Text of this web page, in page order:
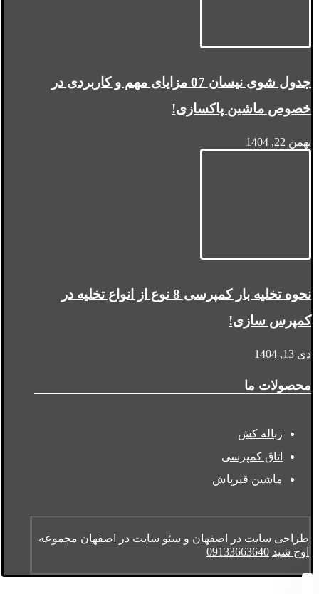
جدول شوی نیسان 07 مزایای مهم و کاربردی در
خصوص ماشین پاکسازی!
بهمن 22, 1404
نحوه تخلیه بار کمپرسی 8 نوع از انواع تخلیه در
کمپرس سازی!
دی 13, 1404
محصولات ما
زباله کش
اتاق کمپرسی
ماشین قیرپاش
طراحی سایت در اصفهان و سئو سایت در اصفهان مجموعه
اوج شید 09133663640